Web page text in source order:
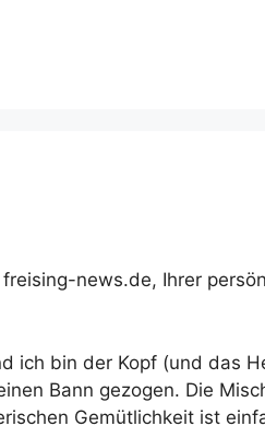
news.de, Ihrer
ich bin der Kopf (und das
Bann gezogen. Die
Gemütlichkeit ist